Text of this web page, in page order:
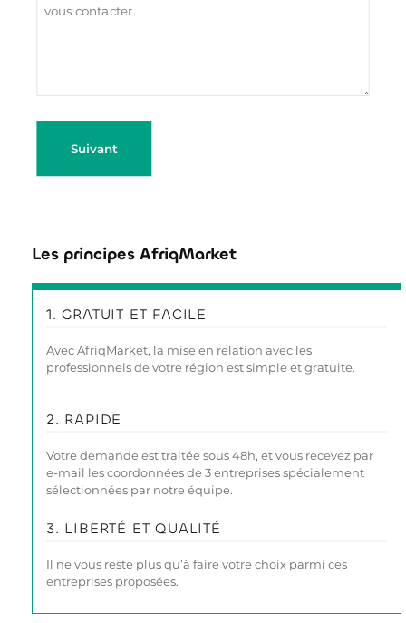
Suivant
Les principes AfriqMarket
1. GRATUIT ET FACILE
Avec AfriqMarket, la mise en relation avec les
professionnels de votre région est simple et gratuite.
2. RAPIDE
Votre demande est traitée sous 48h, et vous recevez par
e-mail les coordonnées de 3 entreprises spécialement
sélectionnées par notre équipe.
3. LIBERTÉ ET QUALITÉ
Il ne vous reste plus qu’à faire votre choix parmi ces
entreprises proposées.